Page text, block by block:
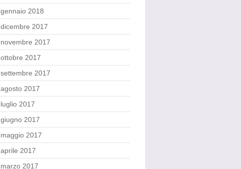
gennaio 2018
dicembre 2017
novembre 2017
ottobre 2017
settembre 2017
agosto 2017
luglio 2017
giugno 2017
maggio 2017
aprile 2017
marzo 2017